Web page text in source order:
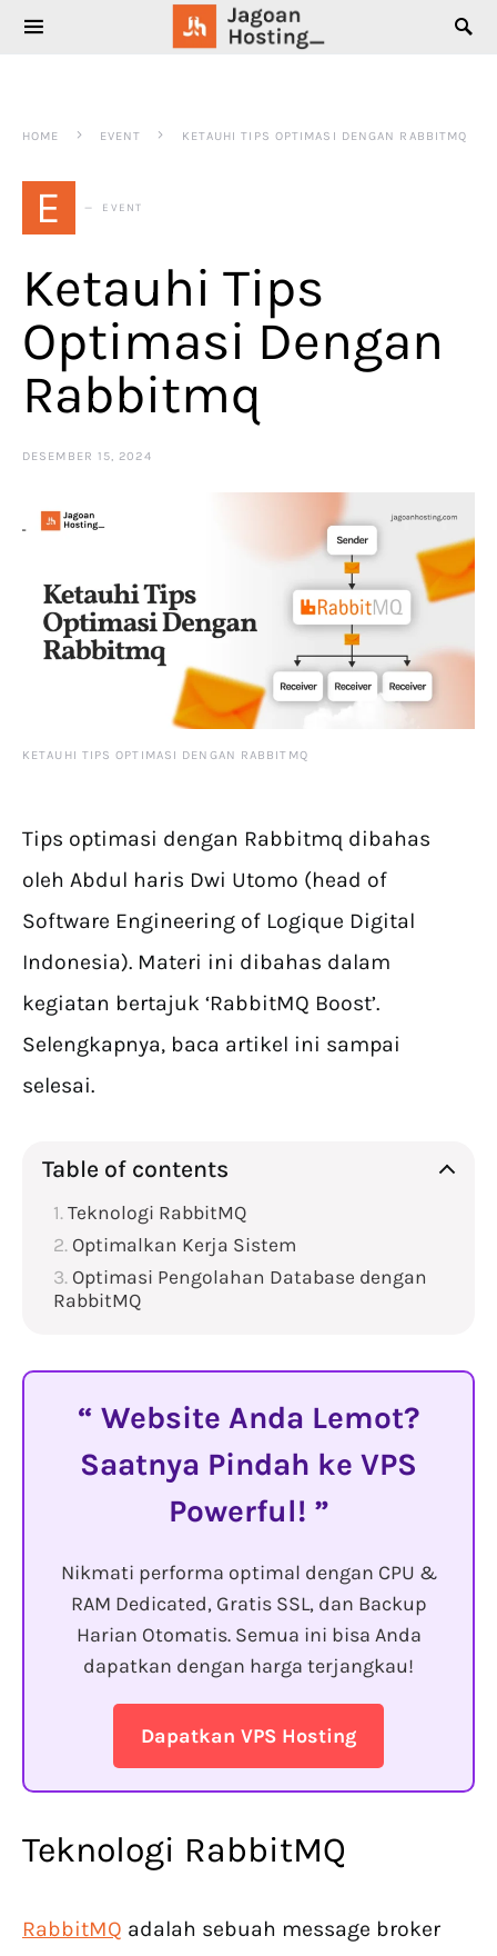
SEARCH FOR:
HOME EVENT KETAUHI TIPS OPTIMASI DENGAN RABBITMQ
E EVENT
Ketauhi Tips
Optimasi Dengan
Rabbitmq
DESEMBER 15, 2024
KETAUHI TIPS OPTIMASI DENGAN RABBITMQ
Tips optimasi dengan Rabbitmq dibahas
oleh Abdul haris Dwi Utomo (head of
Software Engineering of Logique Digital
Indonesia). Materi ini dibahas dalam
kegiatan bertajuk ‘RabbitMQ Boost’.
Selengkapnya, baca artikel ini sampai
selesai.
Table of contents
Teknologi RabbitMQ
Optimalkan Kerja Sistem
Optimasi Pengolahan Database dengan
RabbitMQ
Website Anda Lemot?
Saatnya Pindah ke VPS
Powerful!
Nikmati performa optimal dengan CPU &
RAM Dedicated, Gratis SSL, dan Backup
Harian Otomatis. Semua ini bisa Anda
dapatkan dengan harga terjangkau!
Dapatkan VPS Hosting
Teknologi RabbitMQ
RabbitMQ adalah sebuah message broker